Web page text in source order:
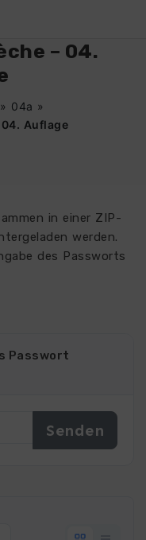
– 04.
» 04a »
Auflage
in einer ZIP-
werden.
des Passworts
Passwort